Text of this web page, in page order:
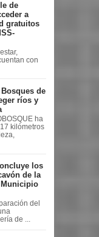
de
a
gratuitos
con
de
ríos y
ha
kilómetros
los
de la
del
de ...